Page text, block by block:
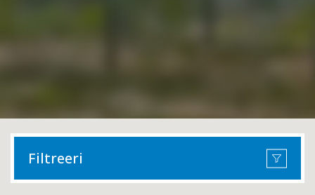
Filtreeri